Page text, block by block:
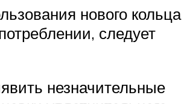
нового кольца
следует
незначительные